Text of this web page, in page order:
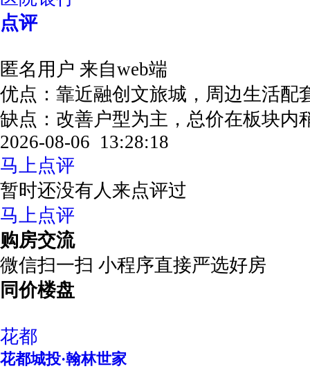
点评
匿名用户 来自web端
优点：靠近融创文旅城，周边生活
缺点：改善户型为主，总价在板块
2026-08-06 13:28:18
马上点评
暂时还没有人来点评过
马上点评
购房交流
微信扫一扫 小程序直接严选好房
同价楼盘
花都
花都城投·翰林世家